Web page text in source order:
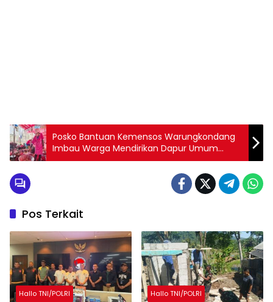
Posko Bantuan Kemensos Warungkondang
Imbau Warga Mendirikan Dapur Umum
Mandiri Terdekat
Pos Terkait
Hallo TNI/POLRI Hallo TNI/POLRI